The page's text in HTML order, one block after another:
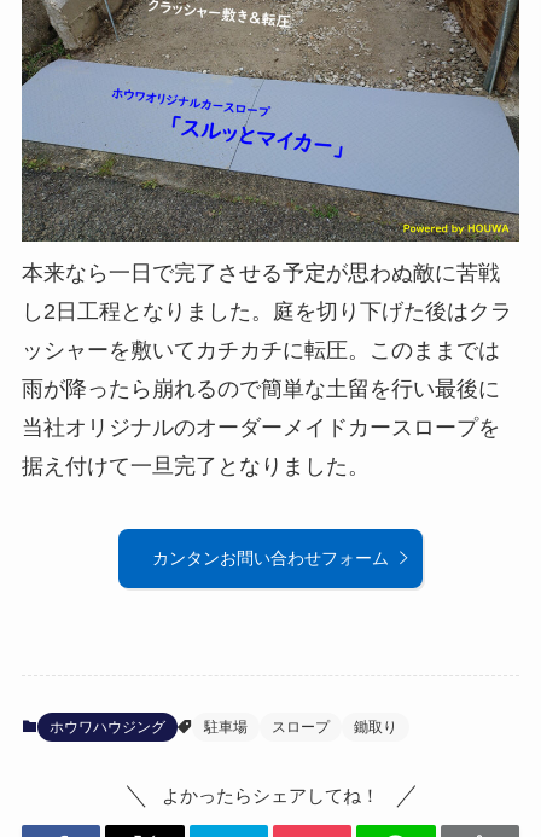
本来なら一日で完了させる予定が思わぬ敵に苦戦
し2日工程となりました。庭を切り下げた後はクラ
ッシャーを敷いてカチカチに転圧。このままでは
雨が降ったら崩れるので簡単な土留を行い最後に
当社オリジナルのオーダーメイドカースロープを
据え付けて一旦完了となりました。
カンタンお問い合わせフォーム
ホウワハウジング 駐車場 スロープ 鋤取り
よかったらシェアしてね！